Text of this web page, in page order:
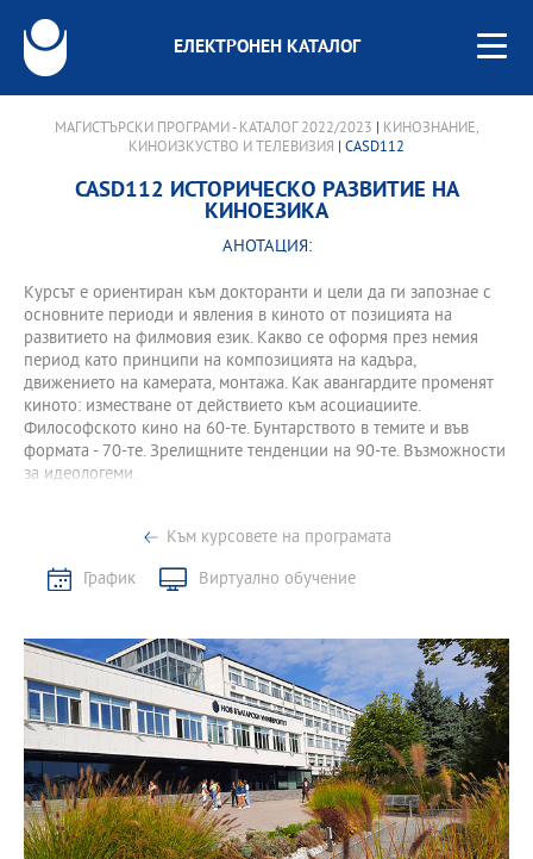
ЕЛЕКТРОНЕН КАТАЛОГ
МАГИСТЪРСКИ ПРОГРАМИ - КАТАЛОГ 2022/2023
КИНОЗНАНИЕ,
КИНОИЗКУСТВО И ТЕЛЕВИЗИЯ | CASD112
CASD112 ИСТОРИЧЕСКО РАЗВИТИЕ НА
КИНОЕЗИКА
АНОТАЦИЯ:
Курсът е ориентиран към докторанти и цели да ги запознае с
основните периоди и явления в киното от позицията на
развитието на филмовия език. Какво се оформя през немия
период като принципи на композицията на кадъра,
движението на камерата, монтажа. Как авангардите променят
киното: изместване от действието към асоциациите.
Философското кино на 60-те. Бунтарството в темите и във
формата - 70-те. Зрелищните тенденции на 90-те. Възможности
за идеологеми.
Към курсовете на програмата
График
Виртуално обучение